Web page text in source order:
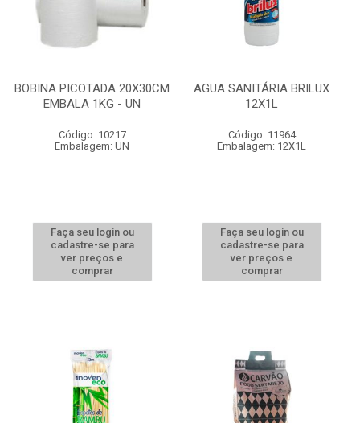
BOBINA PICOTADA 20X30CM
EMBALA 1KG - UN
Código: 10217
Embalagem: UN
Faça seu login ou
cadastre-se para
ver preços e
comprar
AGUA SANITÁRIA BRILUX
12X1L
Código: 11964
Embalagem: 12X1L
Faça seu login ou
cadastre-se para
ver preços e
comprar